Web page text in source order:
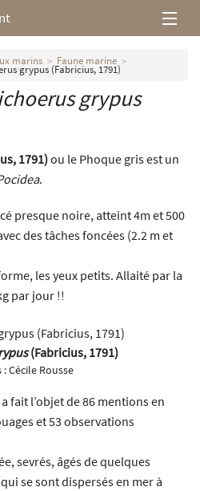
marins Faune marine
grypus (Fabricius, 1791)
grypus
1791)ou le Phoque gris est un
.
presque noire, atteint 4m et 500
des tâches foncées (2.2 m et
les yeux petits. Allaité par la
par jour !!
(Fabricius, 1791)
:Cécile Rousse
fait l’objet de 86 mentions en
et 53 observations
sevrés, âgés de quelques
se sont dispersés en mer à